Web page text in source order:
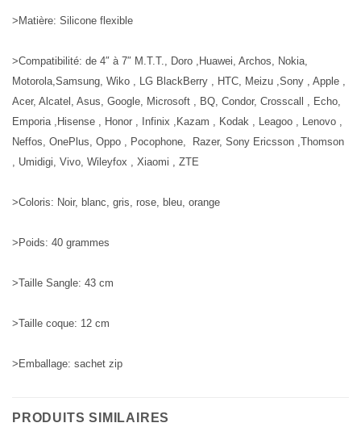
>Matière: Silicone flexible
>Compatibilité: de 4″ à 7″ M.T.T., Doro ,Huawei, Archos, Nokia,
Motorola,Samsung, Wiko , LG BlackBerry , HTC, Meizu ,Sony , Apple ,
Acer, Alcatel, Asus, Google, Microsoft , BQ, Condor, Crosscall , Echo,
Emporia ,Hisense , Honor , Infinix ,Kazam , Kodak , Leagoo , Lenovo ,
Neffos, OnePlus, Oppo , Pocophone, Razer, Sony Ericsson ,Thomson
, Umidigi, Vivo, Wileyfox , Xiaomi , ZTE
>Coloris: Noir, blanc, gris, rose, bleu, orange
>Poids: 40 grammes
>Taille Sangle: 43 cm
>Taille coque: 12 cm
>Emballage: sachet zip
PRODUITS SIMILAIRES